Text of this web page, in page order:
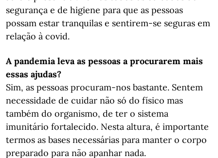
segurança e de higiene para que as pessoas
possam estar tranquilas e sentirem-se seguras em
relação à covid.
A pandemia leva as pessoas a procurarem mais
essas ajudas?
Sim, as pessoas procuram-nos bastante. Sentem
necessidade de cuidar não só do físico mas
também do organismo, de ter o sistema
imunitário fortalecido. Nesta altura, é importante
termos as bases necessárias para manter o corpo
preparado para não apanhar nada.